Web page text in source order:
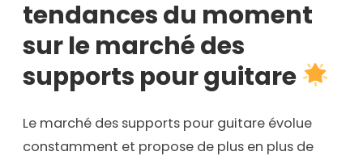
tendances du moment
sur le marché des
supports pour guitare
Le marché des supports pour guitare évolue
constamment et propose de plus en plus de